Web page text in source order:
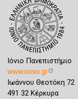
Ιόνιο Πανεπιστήμιο
www.ionio.gr
Ιωάννου Θεοτόκη 72
491 32 Κέρκυρα